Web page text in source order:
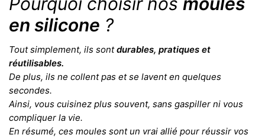
en silicone ?
Tout simplement, ils sontdurables, pratiques et
réutilisables.
De plus, ils ne collent pas et se lavent en quelques
secondes.
Ainsi, vous cuisinez plus souvent, sans gaspiller ni vous
compliquer la vie.
En résumé, ces moules sont un vrai allié pour réussir vos